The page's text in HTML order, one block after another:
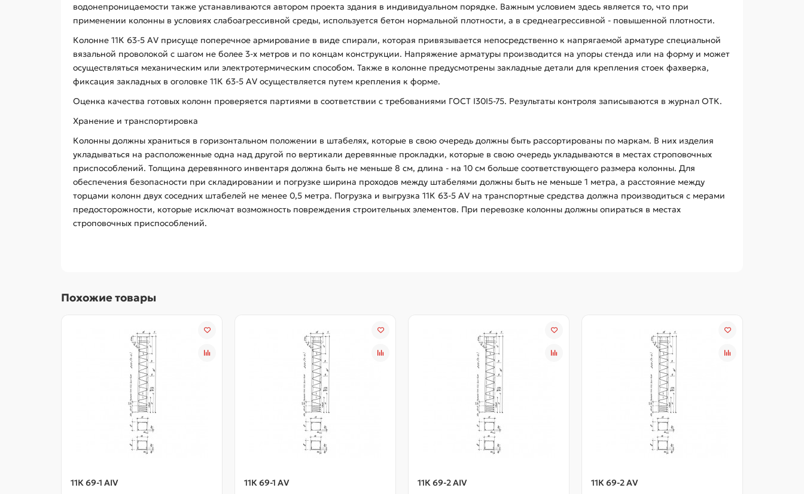
водонепроницаемости также устанавливаются автором проекта здания в индивидуальном порядке. Важным условием здесь является то, что при
применении колонны в условиях слабоагрессивной среды, используется бетон нормальной плотности, а в среднеагрессивной - повышенной плотности.
Колонне 11К 63-5 АV присуще поперечное армирование в виде спирали, которая привязывается непосредственно к напрягаемой арматуре специальной
вязальной проволокой с шагом не более 3-х метров и по концам конструкции. Напряжение арматуры производится на упоры стенда или на форму и может
осуществляться механическим или электротермическим способом. Также в колонне предусмотрены закладные детали для крепления стоек фахверка,
фиксация закладных в оголовке 11К 63-5 АV осуществляется путем крепления к форме.
Оценка качества готовых колонн проверяется партиями в соответствии с требованиями ГОСТ I30I5-75. Результаты контроля записываются в журнал ОТК.
Хранение и транспортировка
Колонны должны храниться в горизонтальном положении в штабелях, которые в свою очередь должны быть рассортированы по маркам. В них изделия
укладываться на расположенные одна над другой по вертикали деревянные прокладки, которые в свою очередь укладываются в местах строповочных
приспособлений. Толщина деревянного инвентаря должна быть не меньше 8 см, длина - на 10 см больше соответствующего размера колонны. Для
обеспечения безопасности при складировании и погрузке ширина проходов между штабелями должны быть не меньше 1 метра, а расстояние между
торцами колонн двух соседних штабелей не менее 0,5 метра. Погрузка и выгрузка 11К 63-5 АV на транспортные средства должна производиться с мерами
предосторожности, которые исключат возможность повреждения строительных элементов. При перевозке колонны должны опираться в местах
строповочных приспособлений.
Похожие товары
11К 69-1 АIV 11К 69-1 АV 11К 69-2 АIV 11К 69-2 АV